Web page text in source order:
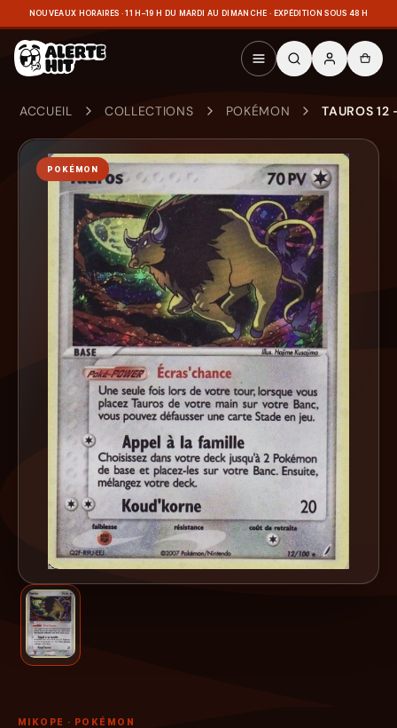
NOUVEAUX HORAIRES · 11 H–19 H DU MARDI AU DIMANCHE · EXPÉDITION SOUS 48 H
ACCUEIL COLLECTIONS POKÉMON TAUROS 12
POKÉMON
MIKOPE · POKÉMON